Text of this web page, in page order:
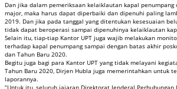
Dan jika dalam pemeriksaan kelaiklautan kapal
major, maka harus dapat diperbaiki dan dipenuhi paling
2019. Dan jika pada tanggal yang ditentukan kesesuaian
tidak dapat beroperasi sampai dipenuhinya kelaiklautan
Selain itu, tiap-tiap Kantor UPT juga wajib melakukan
terhadap kapal penumpang sampai dengan batas akhir
dan Tahun Baru 2020.
Begitu juga bagi para Kantor UPT yang tidak melayani
Tahun Baru 2020, Dirjen Hubla juga memerintahkan untuk
laporannya.
“Untuk itu, seluruh jajaran Direktorat Jenderal